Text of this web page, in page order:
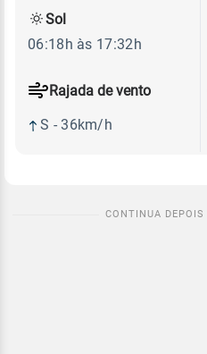
Rajada de vento
S - 36km/h
Sol
06:18h às 17:32h